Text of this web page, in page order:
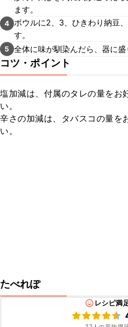
ます。
4 ボウルに2、3、ひきわり納豆
す。
5 全体に味が馴染んだら、器に盛
コツ・ポイント
塩加減は、付属のタレの量をお
い。
辛さの加減は、タバスコの量を
い。
たべれぽ
レシピ満